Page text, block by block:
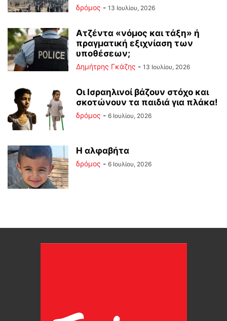
δρόμος - 13 Ιουλίου, 2026
Ατζέντα «νόμος και τάξη» ή
πραγματική εξιχνίαση των
υποθέσεων;
Δημήτρης Γκάζης - 13 Ιουλίου, 2026
Οι Ισραηλινοί βάζουν στόχο και
σκοτώνουν τα παιδιά για πλάκα!
δρόμος - 6 Ιουλίου, 2026
Η αλφαβήτα
δρόμος - 6 Ιουλίου, 2026